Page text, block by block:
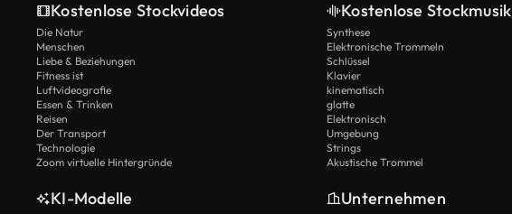
Kostenlose Stockvideos
Die Natur
Menschen
Liebe & Beziehungen
Fitness ist
Luftvideografie
Essen & Trinken
Reisen
Der Transport
Technologie
Zoom virtuelle Hintergründe
Kostenlose Stockmusik
Synthese
Elektronische Trommeln
Schlüssel
Klavier
kinematisch
glatte
Elektronisch
Umgebung
Strings
Akustische Trommel
KI-Modelle Unternehmen